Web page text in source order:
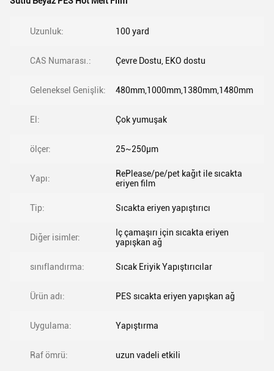
Uzunluk: 100 yard
CAS Numarası.: Çevre Dostu, EKO dostu
Geleneksel Genişlik: 480mm,1000mm,1380mm,1480mm
El: Çok yumuşak
ölçer: 25~250μm
Yapı:
RePlease/pe/pet kağıt ile sıcakta
eriyen film
Tip: Sıcakta eriyen yapıştırıcı
Diğer isimler:
Iç çamaşırı için sıcakta eriyen
yapışkan ağ
sınıflandırma: Sıcak Eriyik Yapıştırıcılar
Ürün adı: PES sıcakta eriyen yapışkan ağ
Uygulama: Yapıştırma
Raf ömrü: uzun vadeli etkili